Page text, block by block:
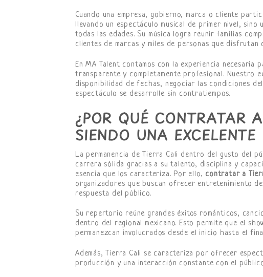
Cuando una empresa, gobierno, marca o cliente
llevando un espectáculo musical de primer nivel,
todas las edades. Su música logra reunir familias
clientes de marcas y miles de personas que
En MA Talent contamos con la experiencia necesaria
transparente y completamente profesional. Nuestro
disponibilidad de fechas, negociar las condiciones
espectáculo se desarrolle sin contratiempos.
¿POR QUÉ CONTRATAR
SIENDO UNA EXCELENTE
La permanencia de Tierra Cali dentro del gusto del
carrera sólida gracias a su talento, disciplina y
esencia que los caracteriza. Por ello, contratar a
organizadores que buscan ofrecer entretenimiento
respuesta del público.
Su repertorio reúne grandes éxitos románticos,
dentro del regional mexicano. Esto permite que el
permanezcan involucrados desde el inicio hasta el
Además, Tierra Cali se caracteriza por ofrecer
producción y una interacción constante con el